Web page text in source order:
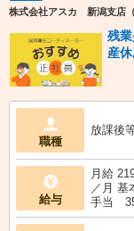
株式会社アスカ 新潟支店（
残
産
職種
放課後
給与
月給
／月
手当